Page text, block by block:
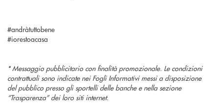
#andràtuttobene
#iorestoacasa
* Messaggio pubblicitario con finalità promozionale. Le condizioni
contrattuali sono indicate nei Fogli Informativi messi a disposizione
del pubblico presso gli sportelli delle banche e nella sezione
“Trasparenza” dei loro siti internet.